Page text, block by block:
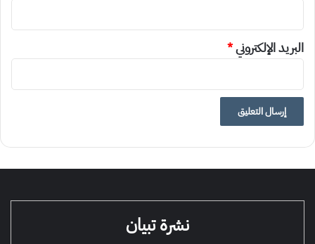
البريد الإلكتروني*
نشرة تبيان